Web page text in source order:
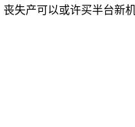
失产可以或许买半台新